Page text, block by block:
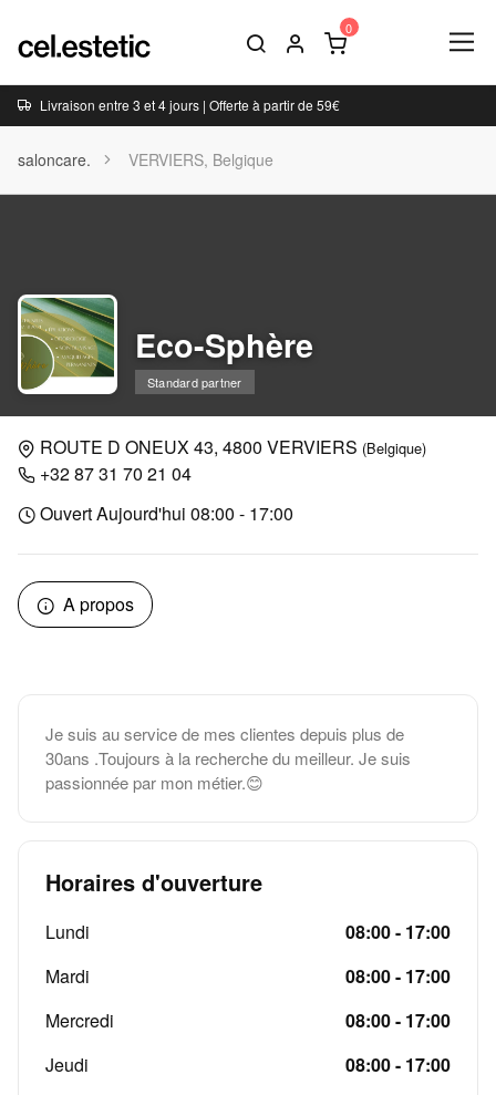
Livraison entre 3 et 4 jours | Offerte à partir de 59€
saloncare. VERVIERS, Belgique
Eco-Sphère
Standard partner
ROUTE D ONEUX 43, 4800 VERVIERS (Belgique)
+32 87 31 70 21 04
Ouvert Aujourd'hui 08:00 - 17:00
A propos
Je suis au service de mes clientes depuis plus de
30ans .Toujours à la recherche du meilleur. Je suis
passionnée par mon métier.😊
Horaires d'ouverture
Lundi
08:00 - 17:00
Mardi
08:00 - 17:00
Mercredi
08:00 - 17:00
Jeudi
08:00 - 17:00